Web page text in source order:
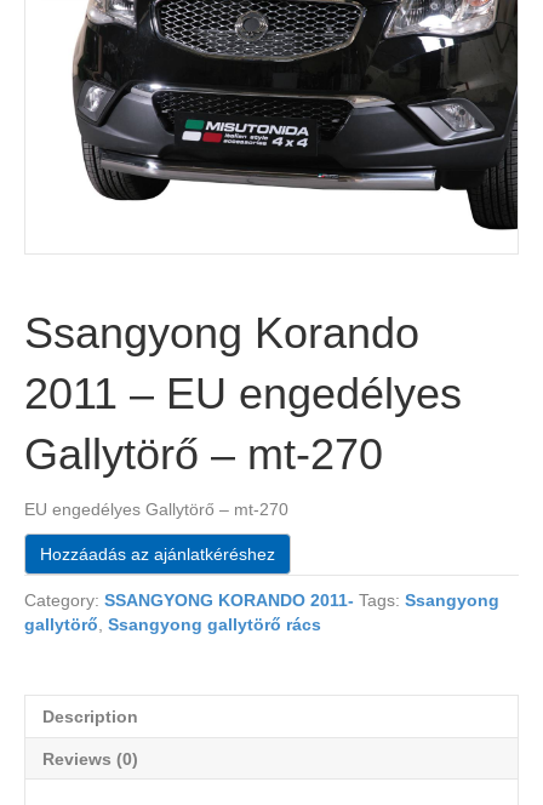
Ssangyong Korando
2011 – EU engedélyes
Gallytörő – mt-270
EU engedélyes Gallytörő – mt-270
Hozzáadás az ajánlatkéréshez
Category: SSANGYONG KORANDO 2011- Tags: Ssangyong
gallytörő, Ssangyong gallytörő rács
Description
Reviews (0)